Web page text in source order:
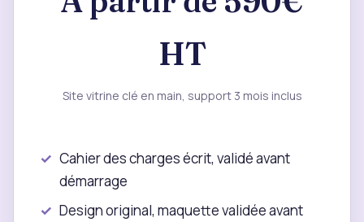
HT
Site vitrine clé en main, support 3 mois inclus
Cahier des charges écrit, validé avant
démarrage
Design original, maquette validée avant